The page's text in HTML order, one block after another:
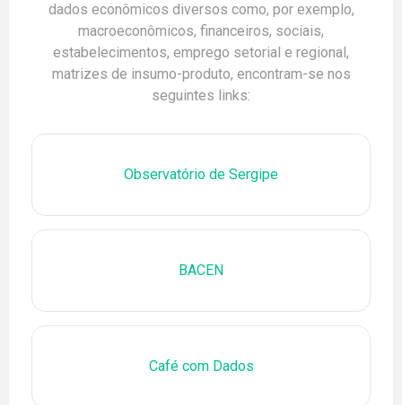
dados econômicos diversos como, por exemplo,
macroeconômicos, financeiros, sociais,
estabelecimentos, emprego setorial e regional,
matrizes de insumo-produto, encontram-se nos
seguintes links:
Observatório de Sergipe
BACEN
Café com Dados